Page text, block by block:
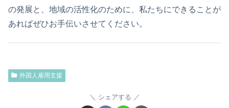
の発展と、地域の活性化のために、私たちにできることが
あればぜひお手伝いさせてください。
外国人雇用支援
シェアする